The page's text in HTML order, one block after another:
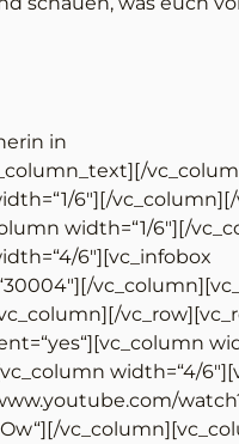
in
6″][/
width=“1/6″][/
6″][vc_infobox
width=“4/